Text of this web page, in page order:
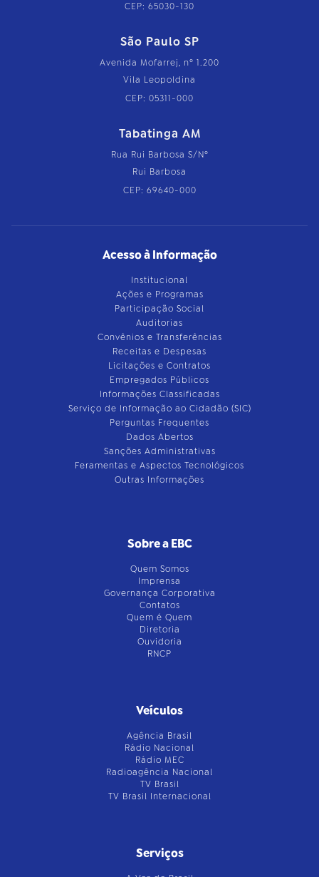
CEP: 65030-130
São Paulo SP
Avenida Mofarrej, nº 1.200
Vila Leopoldina
CEP: 05311-000
Tabatinga AM
Rua Rui Barbosa S/Nº
Rui Barbosa
CEP: 69640-000
Acesso à Informação
Institucional
Ações e Programas
Participação Social
Auditorias
Convênios e Transferências
Receitas e Despesas
Licitações e Contratos
Empregados Públicos
Informações Classificadas
Serviço de Informação ao Cidadão (SIC)
Perguntas Frequentes
Dados Abertos
Sanções Administrativas
Feramentas e Aspectos Tecnológicos
Outras Informações
Sobre a EBC
Quem Somos
Imprensa
Governança Corporativa
Contatos
Quem é Quem
Diretoria
Ouvidoria
RNCP
Veículos
Agência Brasil
Rádio Nacional
Rádio MEC
Radioagência Nacional
TV Brasil
TV Brasil Internacional
Serviços